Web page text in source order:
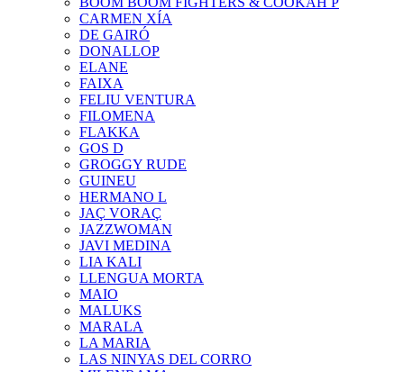
CARMEN XÍA
DE GAIRÓ
DONALLOP
ELANE
FAIXA
FELIU VENTURA
FILOMENA
FLAKKA
GOS D
GROGGY RUDE
GUINEU
HERMANO L
JAÇ VORAÇ
JAZZWOMAN
JAVI MEDINA
LIA KALI
LLENGUA MORTA
MAIO
MALUKS
MARALA
LA MARIA
LAS NINYAS DEL CORRO